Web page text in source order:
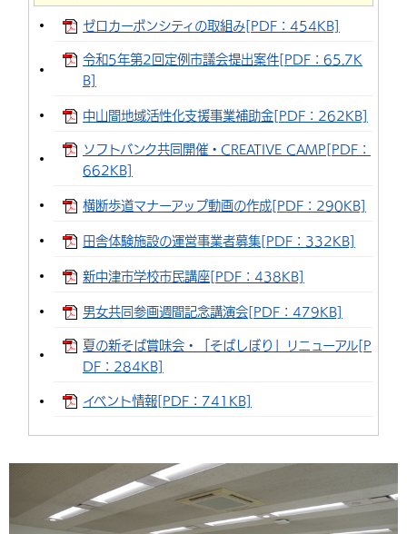
英語（English） 中国語（簡体字）
中国語（繁体字） 韓国語（한국어）
組織案内
税金 住宅・インフラ
農林水産業 税金
相談・支援・情報
観光なび スポットを探す
遊ぶ・体験する
買う・おみやげ
市政情報
中津市について
ゼロカーボンシティの取組み[PDF：454KB]
令和5年第2回定例市議会提出案件[PDF：65.7K
B]
中山間地域活性化支援事業補助金[PDF：262KB]
ソフトバンク共同開催・CREATIVE CAMP[PDF：
662KB]
横断歩道マナーアップ動画の作成[PDF：290KB]
田舎体験施設の運営事業者募集[PDF：332KB]
新中津市学校市民講座[PDF：438KB]
男女共同参画週間記念講演会[PDF：479KB]
夏の新そば賞味会・「そばしぼり」リニューアル[P
DF：284KB]
イベント情報[PDF：741KB]